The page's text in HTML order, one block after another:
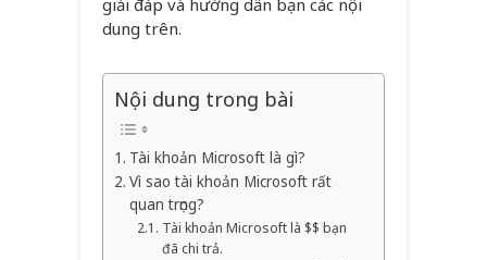
giải đáp và hướng dẫn bạn các nội
dung trên.
Nội dung trong bài
Tài khoản Microsoft là gì?
Vì sao tài khoản Microsoft rất
quan trọng?
Tài khoản Microsoft là $$ bạn
đã chi trả.